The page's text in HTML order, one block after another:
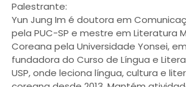
Palestrante:
Yun Jung Im é doutora em
pela PUC-SP e mestre em Literatura
Coreana pela Universidade Yonsei, em
fundadora do Curso de Língua e
USP, onde leciona língua, cultura e